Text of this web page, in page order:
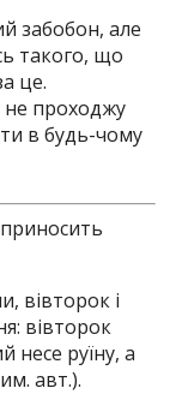
забобон, але
такого, що
це.
проходжу
в будь-чому
вівторок і
вівторок
несе руїну, а
авт.).